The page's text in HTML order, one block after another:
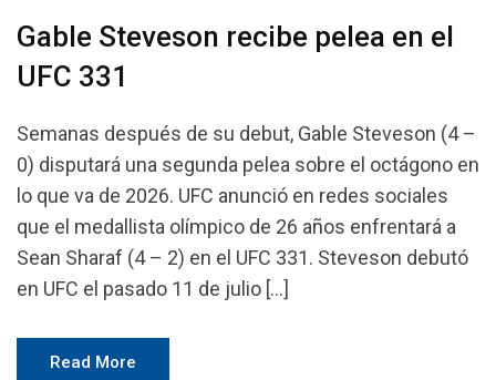
Gable Steveson recibe pelea en el
UFC 331
Semanas después de su debut, Gable Steveson (4 –
0) disputará una segunda pelea sobre el octágono en
lo que va de 2026. UFC anunció en redes sociales
que el medallista olímpico de 26 años enfrentará a
Sean Sharaf (4 – 2) en el UFC 331. Steveson debutó
en UFC el pasado 11 de julio […]
Read More